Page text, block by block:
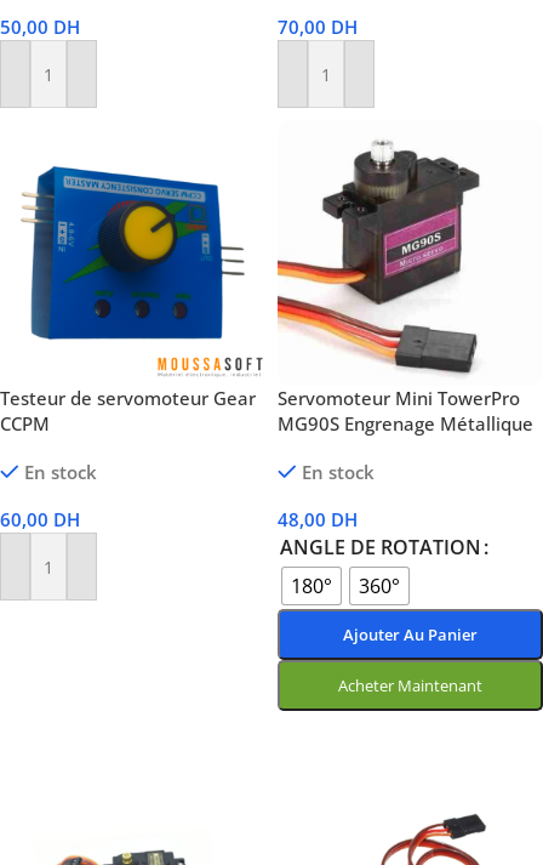
50,00 DH
Ajouter Au Panier
70,00 DH
Ajouter Au Panier
Testeur de servomoteur Gear
CCPM
En stock
60,00 DH
Ajouter Au Panier
Servomoteur Mini TowerPro
MG90S Engrenage Métallique
En stock
48,00 DH
ANGLE DE ROTATION
180°
360°
Ajouter Au Panier
Acheter Maintenant